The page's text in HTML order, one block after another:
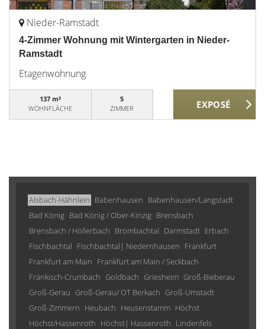
Nieder-Ramstadt
4-Zimmer Wohnung mit Wintergarten in Nieder-
Ramstadt
Etagenwohnung
137 m²
WOHNFLÄCHE
5
ZIMMER
Alsbach-Hähnlein Babenhausen Babenhausen/Langstadt
Bad König Bad König / Ober-Kinzig Brensbach
Brensbach / Höllerbach Brombachtal Darmstadt Erbach
Fischbachtal Fischbachtal| Niedernhausen Frankfurt
Frankfurt am Main Frankfurt am Main / Seckbach
Fränkisch-Crumbach Goldbach Griesheim Groß-Bieberau
Groß-Gerau Groß-Gerau/ OT Berkach Groß-Umstadt
Groß-Zimmern Heubach Heusenstamm Höchst
Höchst/Hassenroth Höchst| Hassenroth Lindenfels